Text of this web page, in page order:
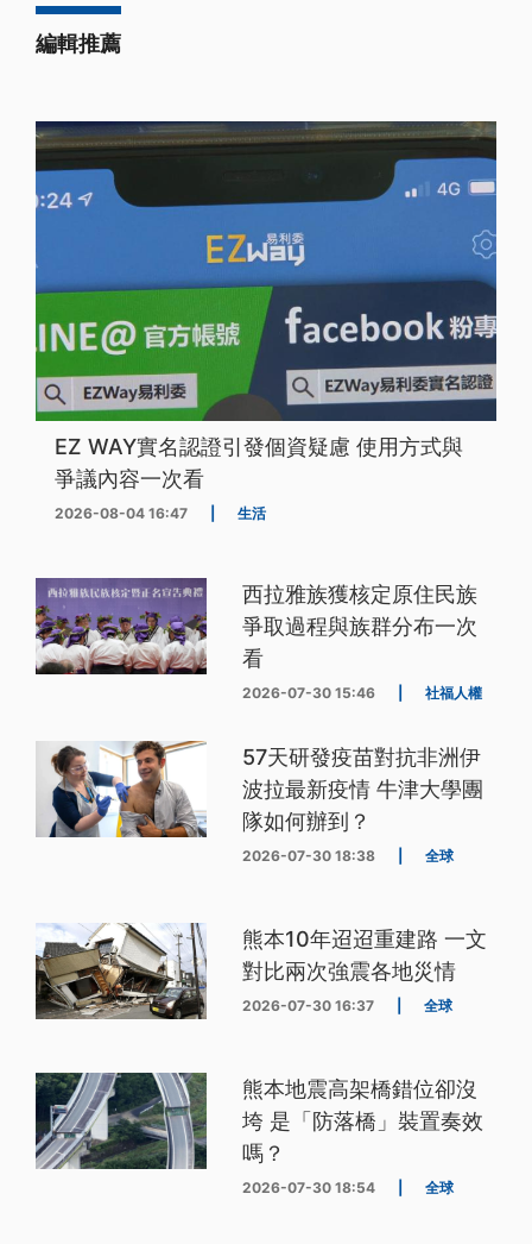
編輯推薦
EZ WAY實名認證引發個資疑慮 使用方式與
爭議內容一次看
2026-08-04 16:47 生活
西拉雅族獲核定原住民族
爭取過程與族群分布一次
看
2026-07-30 15:46 社福人權
57天研發疫苗對抗非洲伊
波拉最新疫情 牛津大學團
隊如何辦到？
2026-07-30 18:38 全球
熊本10年迢迢重建路 一文
對比兩次強震各地災情
2026-07-30 16:37 全球
熊本地震高架橋錯位卻沒
垮 是「防落橋」裝置奏效
嗎？
2026-07-30 18:54 全球